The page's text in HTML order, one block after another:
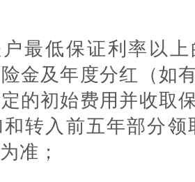
最低保证利率以
金及年度分红（如
的初始费用并收取
和转入前五年部分
准；